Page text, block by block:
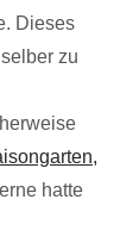
Dieses
zu
hatte